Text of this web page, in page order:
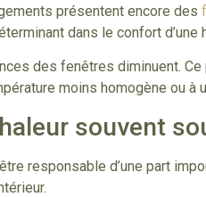
présentent encore des
dans le confort
des fenêtres diminuent.
moins homogène ou
souvent
responsable d’une part